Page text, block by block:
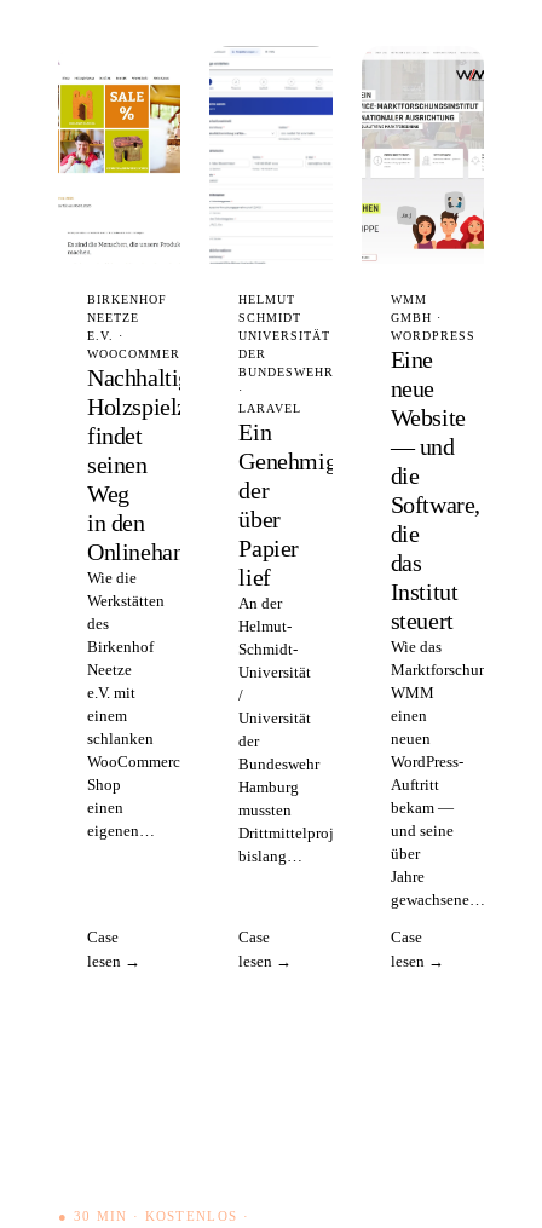
BIRKENHOF
NEETZE
E.V. ·
WOOCOMMERCE
Nachhaltiges
Holzspielzeug
findet
seinen
Weg
in den
Onlinehandel
Wie die
Werkstätten
des
Birkenhof
Neetze
e.V. mit
einem
schlanken
WooCommerce-
Shop
einen
eigenen…
Case
lesen →
HELMUT
SCHMIDT
UNIVERSITÄT
DER
BUNDESWEHR
·
LARAVEL
Ein
Genehmigungsprozess,
der
über
Papier
lief
An der
Helmut-
Schmidt-
Universität
/
Universität
der
Bundeswehr
Hamburg
mussten
Drittmittelprojekte
bislang…
Case
lesen →
WMM
GMBH ·
WORDPRESS
Eine
neue
Website
— und
die
Software,
die
das
Institut
steuert
Wie das
WMM
einen
neuen
WordPress-
Auftritt
bekam —
und seine
über
Jahre
gewachsene…
Case
lesen →
● 30 MIN · KOSTENLOS ·